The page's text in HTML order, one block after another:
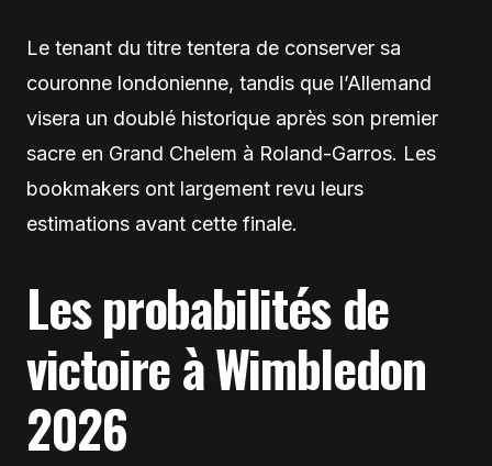
Le tenant du titre tentera de conserver sa
couronne londonienne, tandis que l’Allemand
visera un doublé historique après son premier
sacre en Grand Chelem à Roland-Garros. Les
bookmakers ont largement revu leurs
estimations avant cette finale.
Les probabilités de
victoire à Wimbledon
2026